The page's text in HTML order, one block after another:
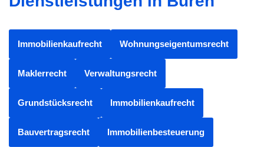
Immobilienkaufrecht Wohnungseigentumsrecht
Maklerrecht Verwaltungsrecht
Grundstücksrecht Immobilienkaufrecht
Bauvertragsrecht Immobilienbesteuerung